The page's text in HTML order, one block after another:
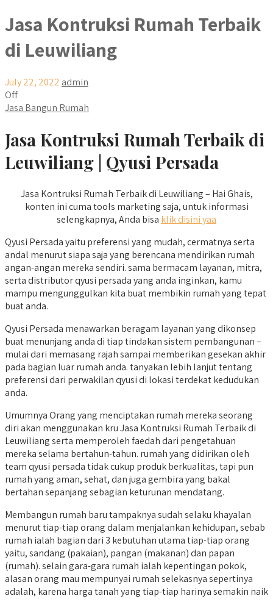
Jasa Kontruksi Rumah Terbaik
di Leuwiliang
July 22, 2022 admin
Off
Jasa Bangun Rumah
Jasa Kontruksi Rumah Terbaik di
Leuwiliang | Qyusi Persada
Jasa Kontruksi Rumah Terbaik di Leuwiliang – Hai Ghais,
konten ini cuma tools marketing saja, untuk informasi
selengkapnya, Anda bisa klik disini yaa
Qyusi Persada yaitu preferensi yang mudah, cermatnya serta
andal menurut siapa saja yang berencana mendirikan rumah
angan-angan mereka sendiri. sama bermacam layanan, mitra,
serta distributor qyusi persada yang anda inginkan, kamu
mampu mengunggulkan kita buat membikin rumah yang tepat
buat anda.
Qyusi Persada menawarkan beragam layanan yang dikonsep
buat menunjang anda di tiap tindakan sistem pembangunan –
mulai dari memasang rajah sampai memberikan gesekan akhir
pada bagian luar rumah anda. tanyakan lebih lanjut tentang
preferensi dari perwakilan qyusi di lokasi terdekat kedudukan
anda.
Umumnya Orang yang menciptakan rumah mereka seorang
diri akan menggunakan kru Jasa Kontruksi Rumah Terbaik di
Leuwiliang serta memperoleh faedah dari pengetahuan
mereka selama bertahun-tahun. rumah yang didirikan oleh
team qyusi persada tidak cukup produk berkualitas, tapi pun
rumah yang aman, sehat, dan juga gembira yang bakal
bertahan sepanjang sebagian keturunan mendatang.
Membangun rumah baru tampaknya sudah selaku khayalan
menurut tiap-tiap orang dalam menjalankan kehidupan, sebab
rumah ialah bagian dari 3 kebutuhan utama tiap-tiap orang
yaitu, sandang (pakaian), pangan (makanan) dan papan
(rumah). selain gara-gara rumah ialah kepentingan pokok,
alasan orang mau mempunyai rumah selekasnya sepertinya
adalah, karena harga tanah yang tiap-tiap harinya semakin naik